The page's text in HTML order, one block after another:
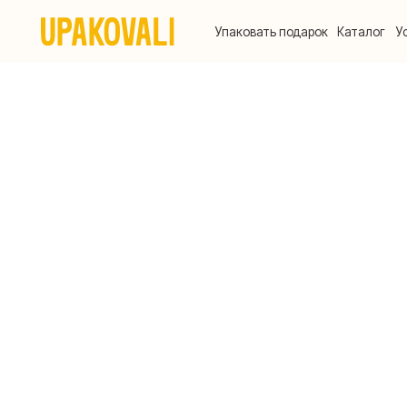
Упаковать подарок Каталог Услуги